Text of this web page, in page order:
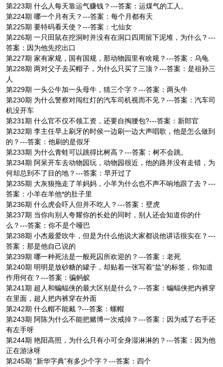
第223期 什么人每天靠运气赚钱？---答案：运煤气的工人。
第224期 哪一个月有天？---答案：每个月都有天
第225期 要特码看天使？---答案：七仙女
第226期 一只田鼠在挖洞时并没有在洞口四周留下泥堆，为什么？---
答案：因为他先挖出口
第227期 家有家规，国有国规，那动物园里有啥规？---答案：乌龟
第228期 两对父子去买帽子，为什么只买了三顶？---答案：是祖孙三
人
第229期 一头公牛加一头母牛，猜三个字？---答案：两头牛
第230期 为什么警察对闯红灯的汽车司机视而不见？---答案：汽车司
机没开车
第231期 什么官不仅不领工资，还要自掏腰包?---答案：新郎官
第232期 李主任早上刷牙的时侯一边刷一边大声唱歌，他是怎么做到
的？---答案：他刷的是假牙
第233期 为什么青蛙可以跳得比树高？---答案：树不会跳。
第234期 阿呆开车去动物园玩，动物园很近，他的路并没有走错，为
何却总到不了目的地？---答案：早开过了
第235期 大灰狼拖走了羊妈妈，小羊为什么也不声不响地跟了去？---
答案：小羊在羊他*的肚子里
第236期 什么虎会吓人但并不吃人？---答案：壁虎
第237期 当你向别人夸耀你的长处的同时，别人还会知道你的什
么？---答案：你不是个哑巴
第238期 小杰最爱吹牛，但是为什么他说大家都说他讲话很实在？---
答案：那是他自己说的
第239期 哪一种死法是一般死囚所欢迎的？---答案：老死
第240期 明明是放砂糖的罐子，却贴着一张写着“盐”的标签，你知道
作用何在？---答案：骗蚂蚁
第241期 超人和蝙蝠侠的最大区别是什么？---答案：蝙蝠侠把内裤穿
在里面，超人把内裤穿在外面
第242期 什么帽不能戴 ?---答案：螺帽
第243期 阿陈为什么不能把赌博一次戒掉？---答案：因为戒了右手还
有左手呀
第244期 艳阳高照，为什么只有小可全身湿淋淋的？---答案：因为他
正在游泳呀
第245期 “新华字典”有多少个字？---答案：四个